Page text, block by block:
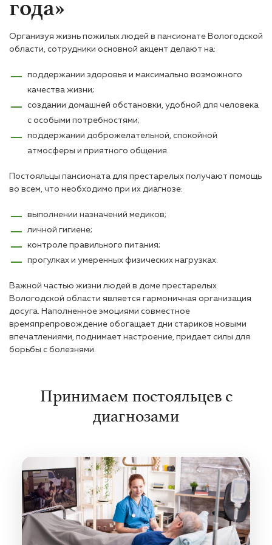
года»
Организуя жизнь пожилых людей в пансионате Вологодской
области, сотрудники основной акцент делают на:
поддержании здоровья и максимально возможного
качества жизни;
создании домашней обстановки, удобной для человека
с особыми потребностями;
поддержании доброжелательной, спокойной
атмосферы и приятного общения.
Постояльцы пансионата для престарелых получают помощь
во всем, что необходимо при их диагнозе:
выполнении назначений медиков;
личной гигиене;
контроле правильного питания;
прогулках и умеренных физических нагрузках.
Важной частью жизни людей в доме престарелых
Вологодской области является гармоничная организация
досуга. Наполненное эмоциями совместное
времяпрепровождение обогащает дни стариков новыми
впечатлениями, поднимает настроение, придает силы для
борьбы с болезнями.
Принимаем постояльцев с
диагнозами